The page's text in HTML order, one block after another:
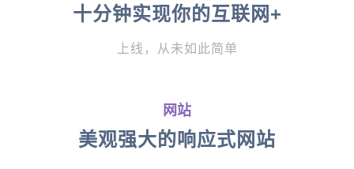
十分钟实现你的互联网+
上线，从未如此简单
网站
美观强大的响应式网站